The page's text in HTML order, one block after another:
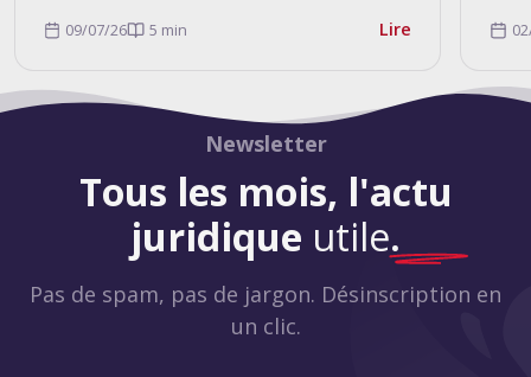
09/07/26 5 min Lire
Newsletter
Tous les mois, l'actu
juridique utile.
Pas de spam, pas de jargon. Désinscription en
un clic.